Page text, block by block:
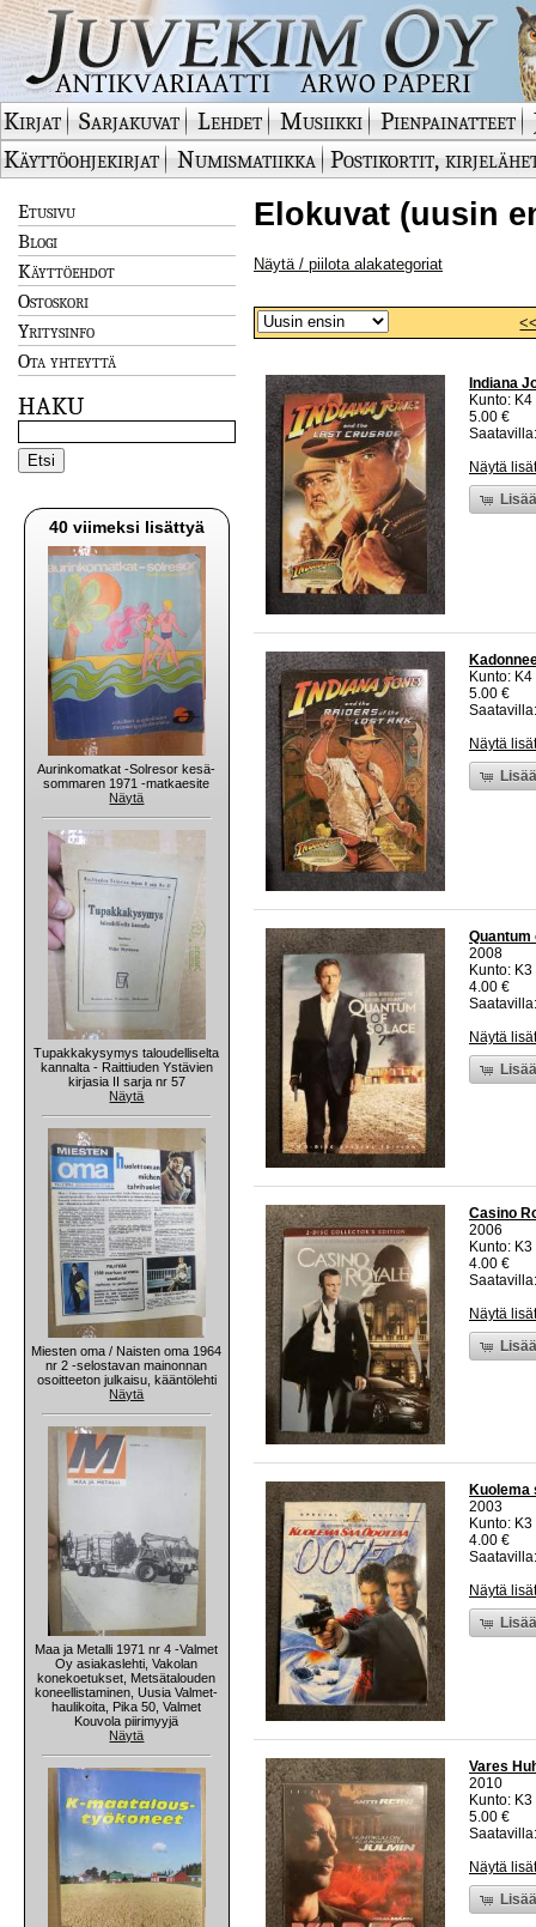
Kirjat Sarjakuvat Lehdet Musiikki Pienpainatteet
Käyttöohjekirjat
Numismatiikka Postikortit,
Etusivu
Blogi
Käyttöehdot
Ostoskori
Yritysinfo
Ota yhteyttä
HAKU
40 viimeksi lisättyä
Aurinkomatkat -Solresor kesä-
sommaren 1971 -matkaesite
Näytä
Tupakkakysymys taloudelliselta
kannalta - Raittiuden Ystävien
kirjasia II sarja nr 57
Näytä
Miesten oma / Naisten oma 1964
nr 2 -selostavan mainonnan
osoitteeton julkaisu, kääntölehti
Näytä
Maa ja Metalli 1971 nr 4 -Valmet
Oy asiakaslehti, Vakolan
konekoetukset, Metsätalouden
koneellistaminen, Uusia Valmet-
haulikoita, Pika 50, Valmet
Kouvola piirimyyjä
Näytä
Elokuvat (uusin
Näytä / piilota alakategoriat
Indiana
Kunto:
5.00 €
Näytä
Kunto:
5.00 €
Näytä
Quantum
2008
Kunto:
4.00 €
Näytä
Casino
2006
Kunto:
4.00 €
Näytä
Kuolema
2003
Kunto:
4.00 €
Näytä
Vares
2010
Kunto:
5.00 €
Näytä